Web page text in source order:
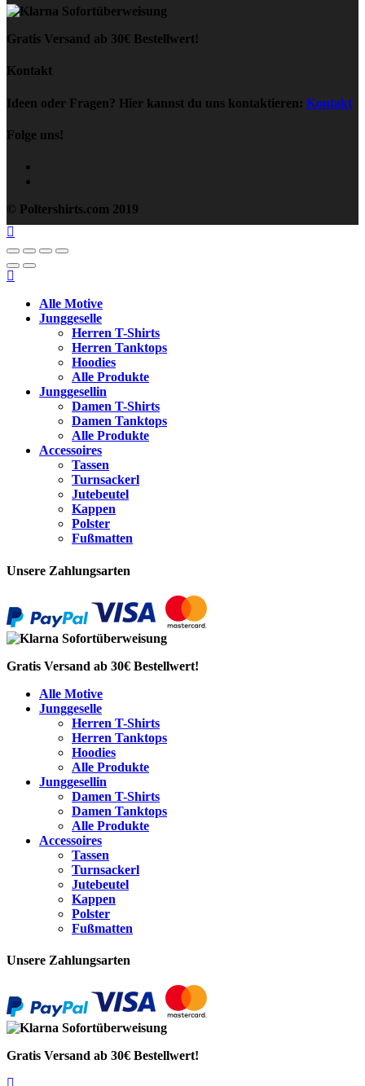
Gratis Versand ab 30€ Bestellwert!
Kontakt
Ideen oder Fragen? Hier kannst du uns kontaktieren: Kontakt
Folge uns!
© Poltershirts.com 2019
Alle Motive
Junggeselle
Herren T-Shirts
Herren Tanktops
Hoodies
Alle Produkte
Junggesellin
Damen T-Shirts
Damen Tanktops
Alle Produkte
Accessoires
Tassen
Turnsackerl
Jutebeutel
Kappen
Polster
Fußmatten
Unsere Zahlungsarten
Gratis Versand ab 30€ Bestellwert!
Alle Motive
Junggeselle
Herren T-Shirts
Herren Tanktops
Hoodies
Alle Produkte
Junggesellin
Damen T-Shirts
Damen Tanktops
Alle Produkte
Accessoires
Tassen
Turnsackerl
Jutebeutel
Kappen
Polster
Fußmatten
Unsere Zahlungsarten
Gratis Versand ab 30€ Bestellwert!